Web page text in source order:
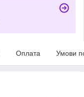
Оплата Умови